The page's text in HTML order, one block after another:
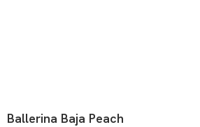
Ballerina Baja Peach